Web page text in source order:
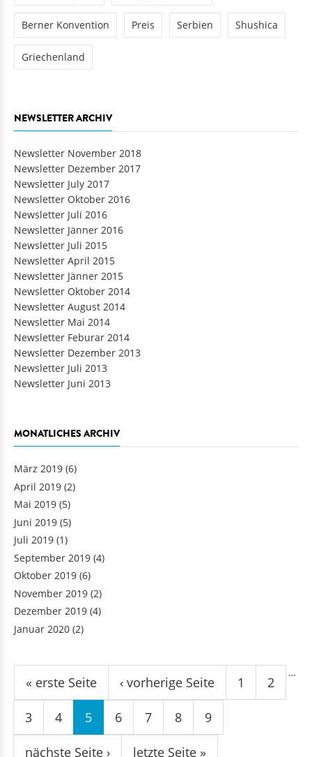
Berner Konvention Preis Serbien Shushica
Griechenland
NEWSLETTER ARCHIV
Newsletter November 2018
Newsletter Dezember 2017
Newsletter July 2017
Newsletter Oktober 2016
Newsletter Juli 2016
Newsletter Jänner 2016
Newsletter Juli 2015
Newsletter April 2015
Newsletter Jänner 2015
Newsletter Oktober 2014
Newsletter August 2014
Newsletter Mai 2014
Newsletter Feburar 2014
Newsletter Dezember 2013
Newsletter Juli 2013
Newsletter Juni 2013
MONATLICHES ARCHIV
März 2019 (6)
April 2019 (2)
Mai 2019 (5)
Juni 2019 (5)
Juli 2019 (1)
September 2019 (4)
Oktober 2019 (6)
November 2019 (2)
Dezember 2019 (4)
Januar 2020 (2)
Seiten
« erste Seite ‹ vorherige Seite 1 2
3 4 5 6 7 8 9
…
nächste Seite › letzte Seite »